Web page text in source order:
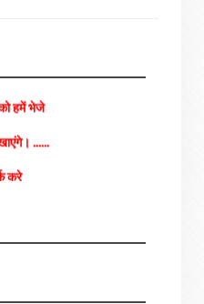
हमें भेजे
......
करे